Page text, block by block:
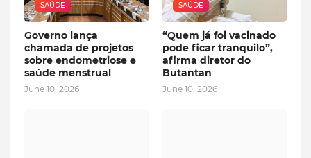
SAÚDE
Governo lança
chamada de projetos
sobre endometriose e
saúde menstrual
June 10, 2026
SAÚDE
“Quem já foi vacinado
pode ficar tranquilo”,
afirma diretor do
Butantan
June 10, 2026